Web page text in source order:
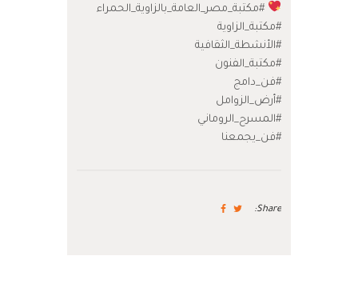
#مكتبة_مصر_العامة_بالزاوية_الحمراء
#مكتبة_الزاوية
#الأنشطة_الثقافية
#مكتبة_الفنون
#فن_دامج
#أرض_الزوامل
#المسرح_الروماني
#فن_يجمعنا
Share: